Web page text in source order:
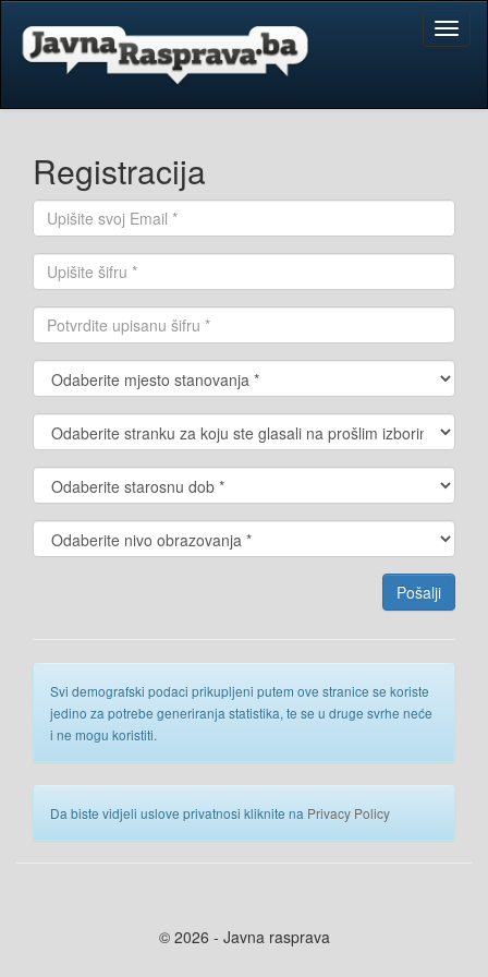
Registracija
Svi demografski podaci prikupljeni putem ove stranice se koriste
jedino za potrebe generiranja statistika, te se u druge svrhe neće
i ne mogu koristiti.
Da biste vidjeli uslove privatnosi kliknite na Privacy Policy
© 2026 - Javna rasprava